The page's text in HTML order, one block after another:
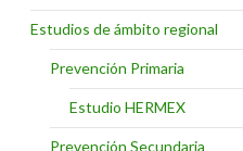
Estudios de ámbito regional
Prevención Primaria
Estudio HERMEX
Prevención Secundaria